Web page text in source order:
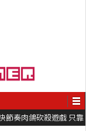
節奏肉鴿砍殺遊戲 只靠